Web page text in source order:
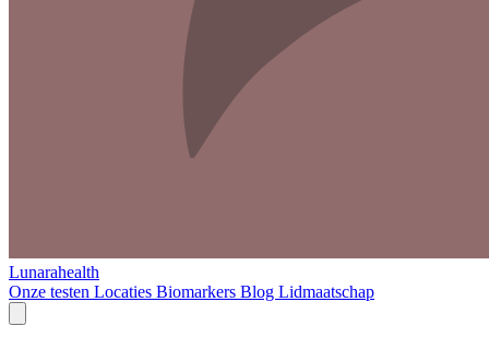
Lunarahealth
Onze testen Locaties Biomarkers Blog Lidmaatschap